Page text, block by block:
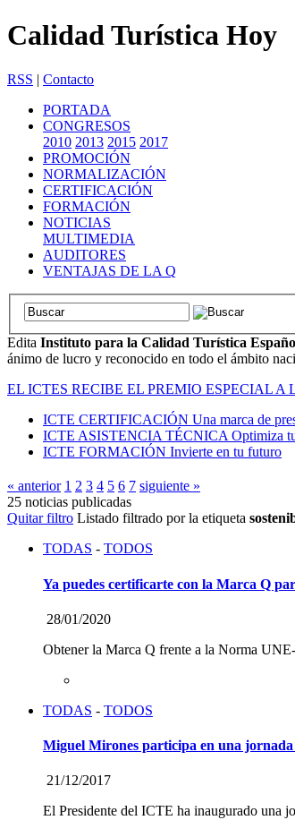
Calidad Turística Hoy
RSS | Contacto
PORTADA
CONGRESOS
2010 2013 2015 2017
PROMOCIÓN
NORMALIZACIÓN
CERTIFICACIÓN
FORMACIÓN
NOTICIAS
MULTIMEDIA
AUDITORES
VENTAJAS DE LA Q
Edita Instituto para la Calidad Turística
ánimo de lucro y reconocido en todo el ámbito
EL ICTES RECIBE EL PREMIO ESPECIAL
ICTE CERTIFICACIÓN Una marca de
ICTE ASISTENCIA TÉCNICA Optimiza
ICTE FORMACIÓN Invierte en tu futuro
« anterior 1 2 3 4 5 6 7 siguiente »
25 noticias publicadas
Quitar filtro Listado filtrado por la etiqueta
TODAS - TODOS
Ya puedes certificarte con la Marca Q
28/01/2020
Obtener la Marca Q frente a la Norma
TODAS - TODOS
Miguel Mirones participa en una
21/12/2017
El Presidente del ICTE ha inaugurado una